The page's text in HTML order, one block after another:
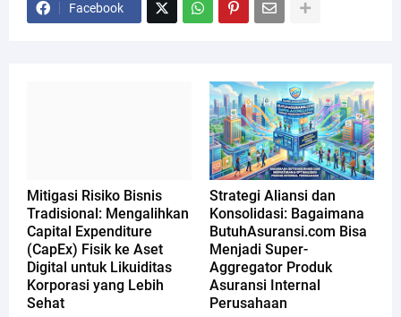
Facebook
Mitigasi Risiko Bisnis
Tradisional: Mengalihkan
Capital Expenditure
(CapEx) Fisik ke Aset
Digital untuk Likuiditas
Korporasi yang Lebih
Sehat
Strategi Aliansi dan
Konsolidasi: Bagaimana
ButuhAsuransi.com Bisa
Menjadi Super-
Aggregator Produk
Asuransi Internal
Perusahaan